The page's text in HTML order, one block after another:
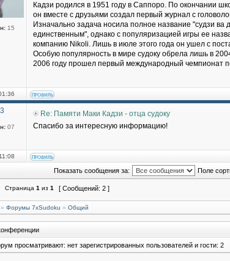
15
Кадзи родился в 1951 году в Саппоро. По окончании
он вместе с друзьями создал первый журнал с
Изначально задача носила полное название "судзи ва
единственным", однако с популяризацией игры ее
компанию Nikoli. Лишь в июле этого года он ушел с
Особую популярность в мире судоку обрела лишь в
2006 году прошел первый международный чемпионат
07
Re: Памяти Маки Кадзи - отца судоку
Спасибо за интересную информацию!
Показать сообщения за: Поле
Страница 1 из 1 [ Сообщений: 2 ]
» Форумы 7xSudoku » Общий
просматривают: нет зарегистрированных пользователей и гости: 2